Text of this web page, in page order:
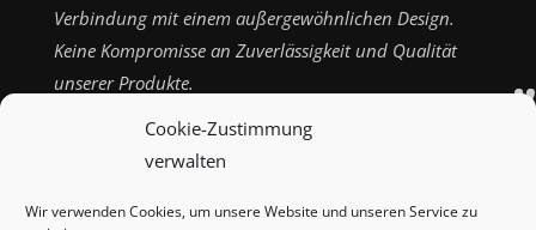
Cookie-Zustimmung
verwalten
Wir verwenden Cookies, um unsere Website und unseren Service zu
Verbindung mit einem außergewöhnlichen Design.
Keine Kompromisse an Zuverlässigkeit und Qualität
unserer Produkte.